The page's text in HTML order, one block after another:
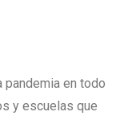
pandemia en todo
y escuelas que